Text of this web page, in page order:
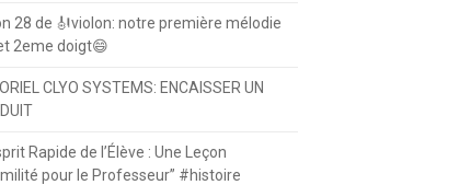
28 de 🎻violon: notre première mélodie
2eme doigt😄
CLYO SYSTEMS: ENCAISSER UN
Rapide de l’Élève : Une Leçon
pour le Professeur” #histoire